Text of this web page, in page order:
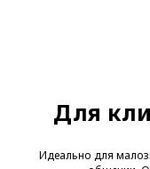
Для
Идеально для